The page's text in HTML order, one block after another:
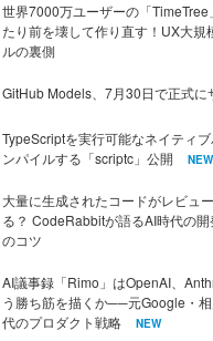
世界7000万ユーザーの「TimeTree
たり前を壊して作り直す！UX大規
ルの裏側
GitHub Models、7月30日で正式に
TypeScriptを実行可能なネイティ
ンパイルする「scriptc」公開
NEW
大量に生成されたコードがレビュ
る？ CodeRabbitが語るAI時代の
のコツ
AI議事録「Rimo」はOpenAI、
う勝ち筋を描くか──元Google・
代のプロダクト戦略
NEW